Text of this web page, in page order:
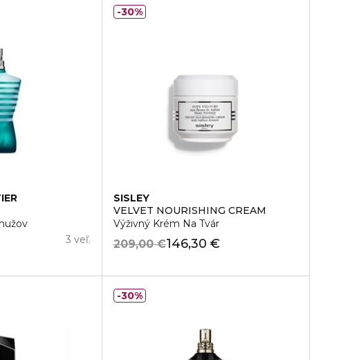
3 veľ.
SISLEY
VELVET NOURISHING CREAM
Výživný Krém Na Tvár
146,30 €
209,00 €
30%
30%